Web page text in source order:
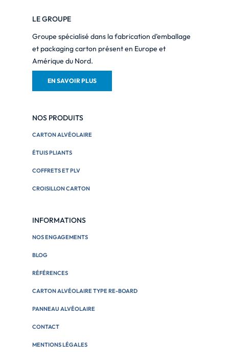
LE GROUPE
Groupe spécialisé dans la fabrication d’emballage
et packaging carton présent en Europe et
Amérique du Nord.
EN SAVOIR PLUS
NOS PRODUITS
CARTON ALVÉOLAIRE
ÉTUIS PLIANTS
COFFRETS ET PLV
CROISILLON CARTON
INFORMATIONS
NOS ENGAGEMENTS
BLOG
RÉFÉRENCES
CARTON ALVÉOLAIRE TYPE RE-BOARD
PANNEAU ALVÉOLAIRE
CONTACT
MENTIONS LÉGALES